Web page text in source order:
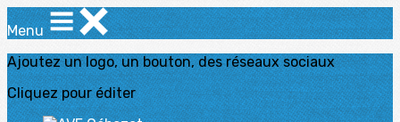
Menu
Ajoutez un logo, un bouton, des réseaux sociaux
Cliquez pour éditer